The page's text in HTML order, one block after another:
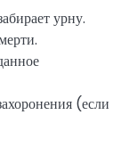
урну.
(если